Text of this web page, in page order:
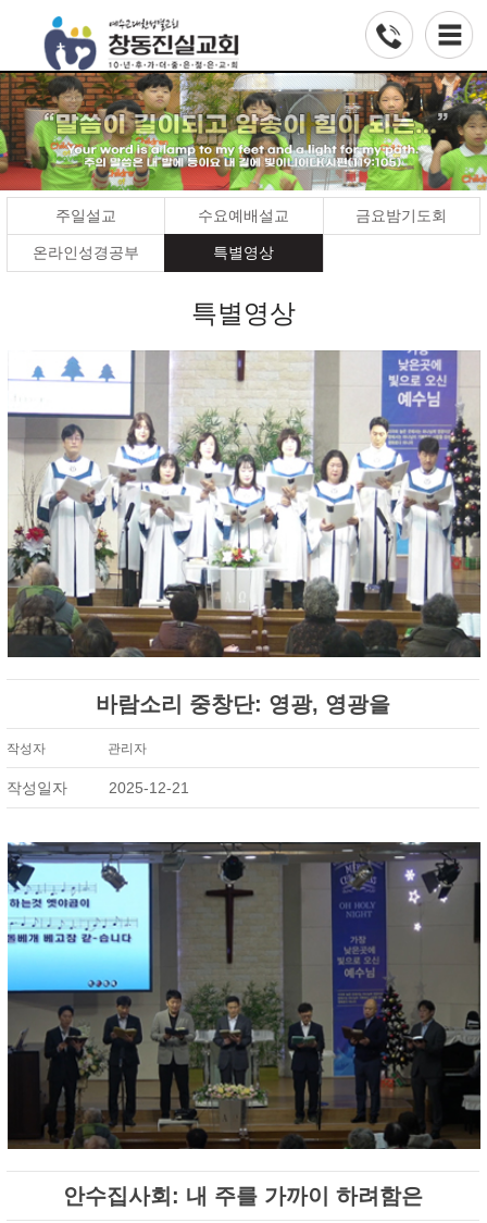
주일설교 수요예배설교 금요밤기도회
온라인성경공부 특별영상
특별영상
바람소리 중창단: 영광, 영광을
작성자 관리자
작성일자 2025-12-21
안수집사회: 내 주를 가까이 하려함은